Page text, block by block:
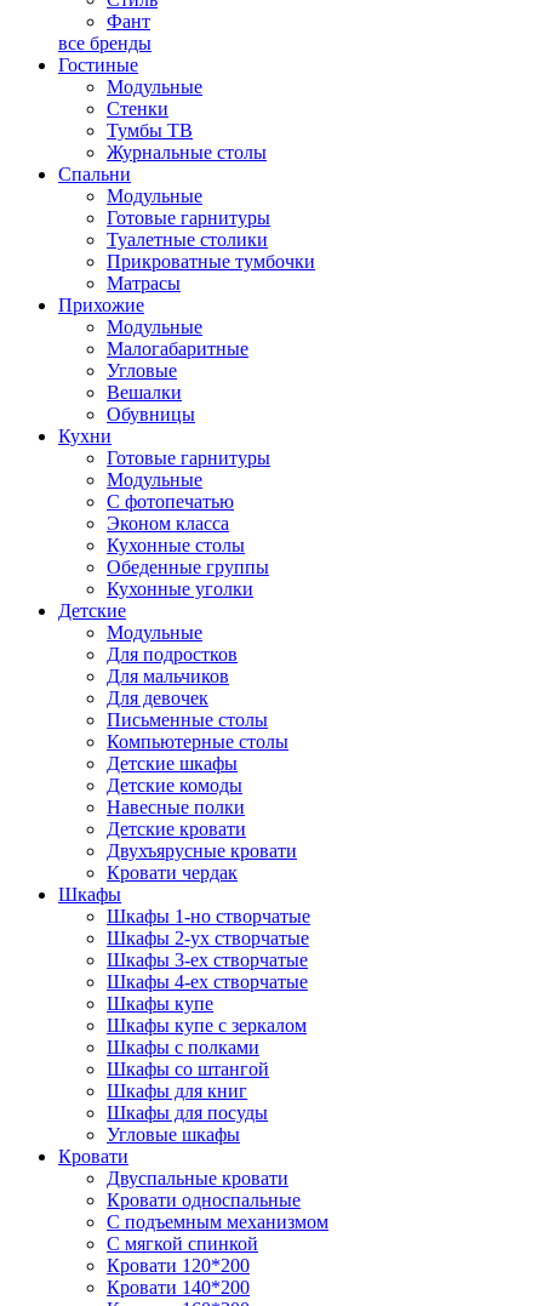
Фант
все бренды
Гостиные
Модульные
Стенки
Тумбы ТВ
Журнальные столы
Спальни
Модульные
Готовые гарнитуры
Туалетные столики
Прикроватные тумбочки
Матрасы
Прихожие
Модульные
Малогабаритные
Угловые
Вешалки
Обувницы
Кухни
Готовые гарнитуры
Модульные
С фотопечатью
Эконом класса
Кухонные столы
Обеденные группы
Кухонные уголки
Детские
Модульные
Для подростков
Для мальчиков
Для девочек
Письменные столы
Компьютерные столы
Детские шкафы
Детские комоды
Навесные полки
Детские кровати
Двухъярусные кровати
Кровати чердак
Шкафы
Шкафы 1-но створчатые
Шкафы 2-ух створчатые
Шкафы 3-ех створчатые
Шкафы 4-ех створчатые
Шкафы купе
Шкафы купе с зеркалом
Шкафы с полками
Шкафы со штангой
Шкафы для книг
Шкафы для посуды
Угловые шкафы
Кровати
Двуспальные кровати
Кровати односпальные
С подъемным механизмом
С мягкой спинкой
Кровати 120*200
Кровати 140*200